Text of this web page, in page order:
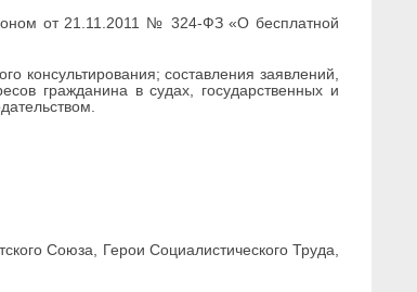
от 21.11.2011 № 324-ФЗ «О бесплатной
консультирования; составления заявлений,
гражданина в судах, государственных и
Союза, Герои Социалистического Труда,